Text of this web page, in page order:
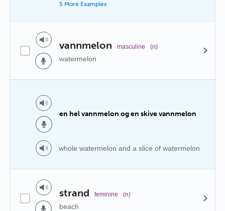
5 More Examples
vannmelon masculine (n)
watermelon
en hel vannmelon og en skive vannmelon
whole watermelon and a slice of watermelon
strand feminine (n)
beach